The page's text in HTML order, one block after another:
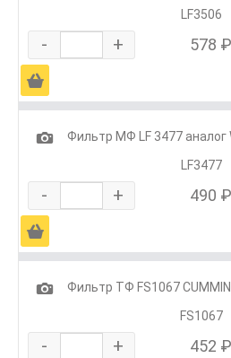
LF3506
- + 578 ₽
Ä
1
Фильтр МФ LF 3477 аналог
LF3477
- + 490 ₽
Ä
1
Фильтр ТФ FS1067
FS1067
- + 452 ₽